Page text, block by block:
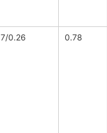
7/0.26 0.78